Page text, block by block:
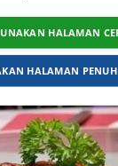
HALAMAN
HALAMAN